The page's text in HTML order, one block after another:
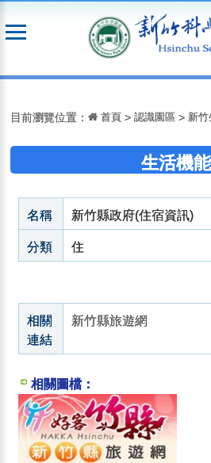
到
目前瀏覽位置： 首頁 >認識園區 >新竹
生活機能
名稱 新竹縣政府(住宿資訊)
分類 住
相關
連結
新竹縣旅遊網
相關圖檔：